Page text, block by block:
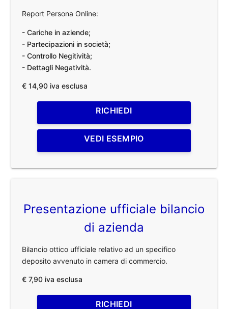
Report Persona Online:
- Cariche in aziende;
- Partecipazioni in società;
- Controllo Negitività;
- Dettagli Negatività.
€ 14,90 iva esclusa
RICHIEDI
VEDI ESEMPIO
Presentazione ufficiale bilancio
di azienda
Bilancio ottico ufficiale relativo ad un specifico
deposito avvenuto in camera di commercio.
€ 7,90 iva esclusa
RICHIEDI